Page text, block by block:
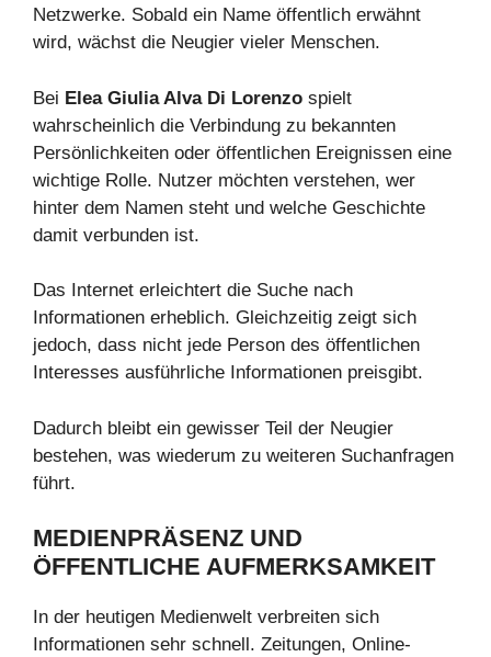
Netzwerke. Sobald ein Name öffentlich erwähnt
wird, wächst die Neugier vieler Menschen.
Bei Elea Giulia Alva Di Lorenzo spielt
wahrscheinlich die Verbindung zu bekannten
Persönlichkeiten oder öffentlichen Ereignissen eine
wichtige Rolle. Nutzer möchten verstehen, wer
hinter dem Namen steht und welche Geschichte
damit verbunden ist.
Das Internet erleichtert die Suche nach
Informationen erheblich. Gleichzeitig zeigt sich
jedoch, dass nicht jede Person des öffentlichen
Interesses ausführliche Informationen preisgibt.
Dadurch bleibt ein gewisser Teil der Neugier
bestehen, was wiederum zu weiteren Suchanfragen
führt.
MEDIENPRÄSENZ UND
ÖFFENTLICHE AUFMERKSAMKEIT
In der heutigen Medienwelt verbreiten sich
Informationen sehr schnell. Zeitungen, Online-